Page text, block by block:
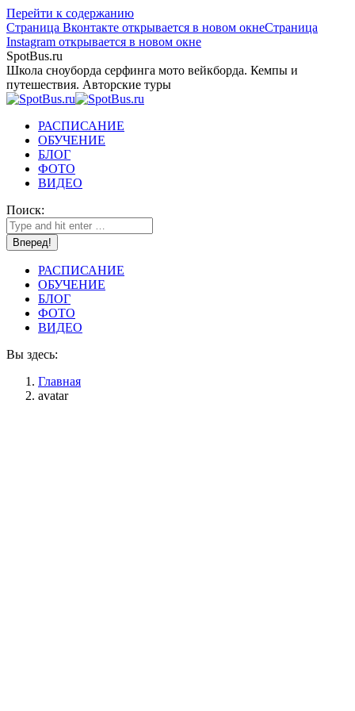
Перейти к содержанию
Страница Вконтакте открывается в новом окнеСтраница
Instagram открывается в новом окне
SpotBus.ru
Школа сноуборда серфинга мото вейкборда. Кемпы и
путешествия. Авторские туры
РАСПИСАНИЕ
ОБУЧЕНИЕ
БЛОГ
ФОТО
ВИДЕО
Поиск:
РАСПИСАНИЕ
ОБУЧЕНИЕ
БЛОГ
ФОТО
ВИДЕО
Вы здесь:
Главная
avatar